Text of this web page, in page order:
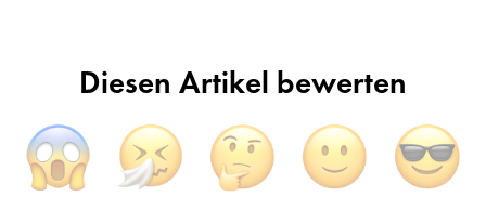
Diesen Artikel bewerten